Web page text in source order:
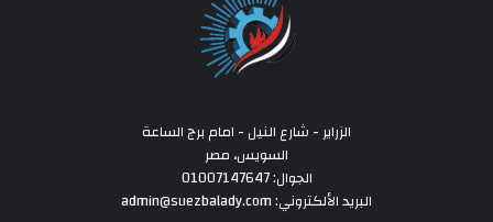
الزراير - شارع النيل - امام برج الساعة
السويس، مصر
الجوال: 01007147647
البريد الألكتروني: admin@suezbalady.com